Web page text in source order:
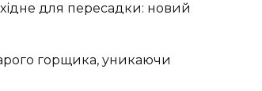
для пересадки: новий
горщика, уникаючи